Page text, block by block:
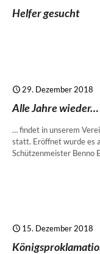
Helfer gesucht
29. Dezember 2018
Alle Jahre wieder…
… findet in unserem
statt. Eröffnet wurde es
Schützenmeister Benno
15. Dezember 2018